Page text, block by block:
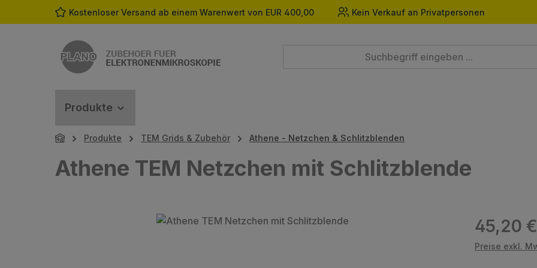
Hauptinhalt springen
Zur Suche springen
Zur Hauptnavigation springen
Kostenloser Versand ab einem Warenwert von EUR 400,00 Kein Verkauf an Privatpersonen
Produkte
Produkte TEM Grids & Zubehör Athene - Netzchen & Schlitzblenden
Athene TEM Netzchen mit Schlitzblende
Bildergalerie überspringen Regulärer
45,20 €
Preise exkl.